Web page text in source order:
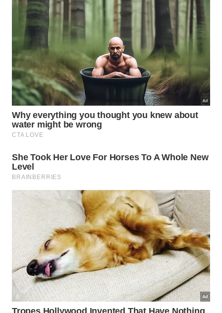
resgate arqueológico dos artefatos?
A retirada segura dos vasos pesados exigiu um
trabalho físico intenso e a colaboração direta dos
moradores daquela região. Para proteger as frágeis
paredes de cerâmica contra a imensa pressão das
raízesentrelaçadas, a equipe construiu uma grande
plataformafeita inteiramente de madeira.
Pesquisadores e moradores locais trabalham juntos para
remover uma enorme urna funerária encontrada sob o
chão da floresta. - Créditos: Geórgea Holanda / Instituto
Mamirauá
Essa estrutura suspensa erguida na floresta contava
com cipós resistentes e facilitava a manipulação
cuidadosa de cada item histórico. Vários
procedimentos logísticos essenciais foram